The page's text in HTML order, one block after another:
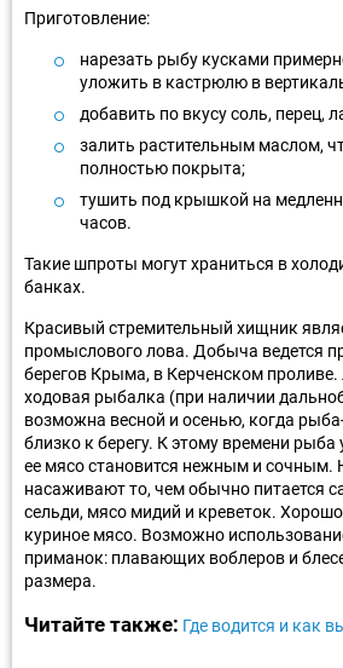
Приготовление:
нарезать рыбу кусками
уложить в кастрюлю в
добавить по вкусу соль, перец,
залить растительным маслом,
полностью покрыта;
тушить под крышкой на
часов.
Такие шпроты могут храниться в
банках.
Красивый стремительный хищник
промыслового лова. Добыча ведется
берегов Крыма, в Керченском
ходовая рыбалка (при наличии
возможна весной и осенью, когда
близко к берегу. К этому времени рыба
ее мясо становится нежным и сочным.
насаживают то, чем обычно питается
сельди, мясо мидий и креветок.
куриное мясо. Возможно
приманок: плавающих воблеров и
размера.
Читайте также: Где водится и как